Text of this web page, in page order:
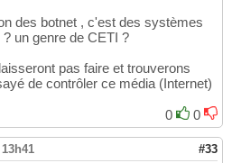
des botnet , c'est des systèmes
un genre de CETI ?
pas faire et trouverons
de contrôler ce média (Internet)
0
0
#33